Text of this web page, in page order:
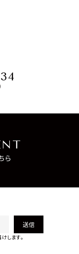
ら
送信
します。